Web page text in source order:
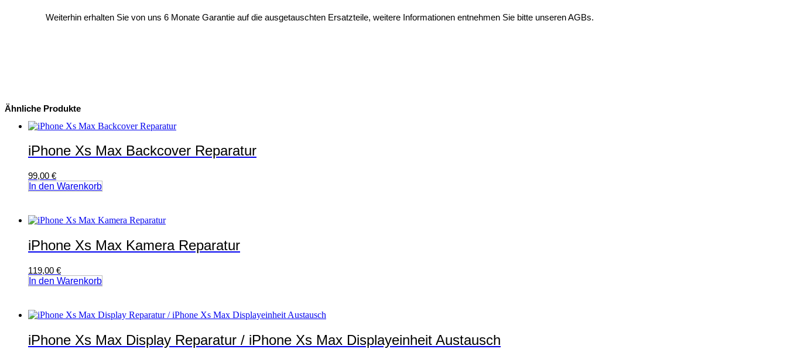
Weiterhin erhalten Sie von uns 6 Monate Garantie auf die ausgetauschten Ersatzteile, weitere Informationen entnehmen Sie bitte unseren AGBs.
Ähnliche Produkte
iPhone Xs Max Backcover Reparatur
99,00 €
In den Warenkorb
iPhone Xs Max Kamera Reparatur
119,00 €
In den Warenkorb
iPhone Xs Max Display Reparatur / iPhone Xs Max Displayeinheit Austausch